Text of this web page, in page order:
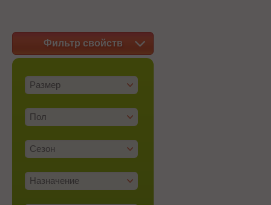
Фильтр свойств
Размер
Пол
Сезон
Назначение